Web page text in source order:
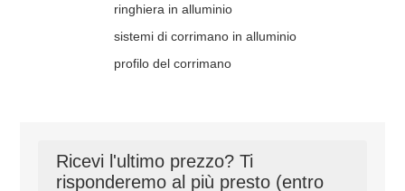
ringhiera in alluminio
sistemi di corrimano in alluminio
profilo del corrimano
Ricevi l'ultimo prezzo? Ti
risponderemo al più presto (entro